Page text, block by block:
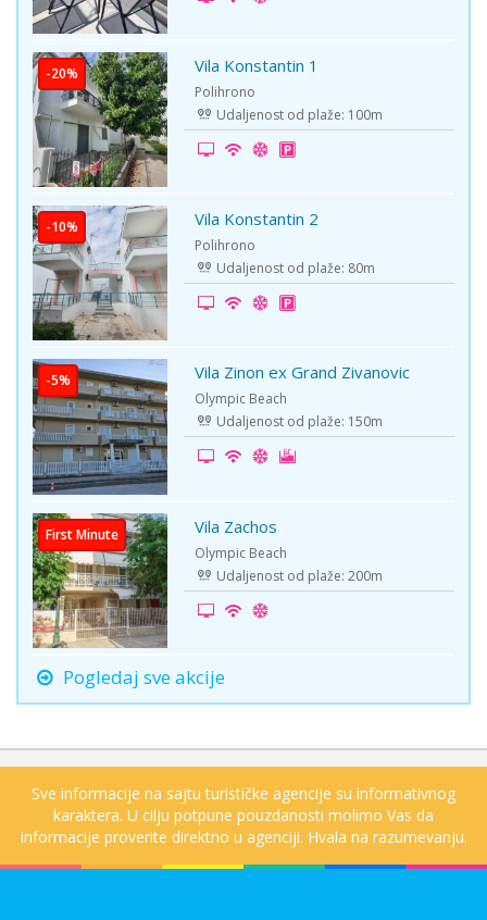
-20% Vila Konstantin 1
Polihrono
Udaljenost od plaže: 100m
-10% Vila Konstantin 2
Polihrono
Udaljenost od plaže: 80m
-5% Vila Zinon ex Grand Zivanovic
Olympic Beach
Udaljenost od plaže: 150m
First Minute Vila Zachos
Olympic Beach
Udaljenost od plaže: 200m
Pogledaj sve akcije
Sve informacije na sajtu turističke agencije su informativnog
karaktera. U cilju potpune pouzdanosti molimo Vas da
informacije proverite direktno u agenciji. Hvala na razumevanju.